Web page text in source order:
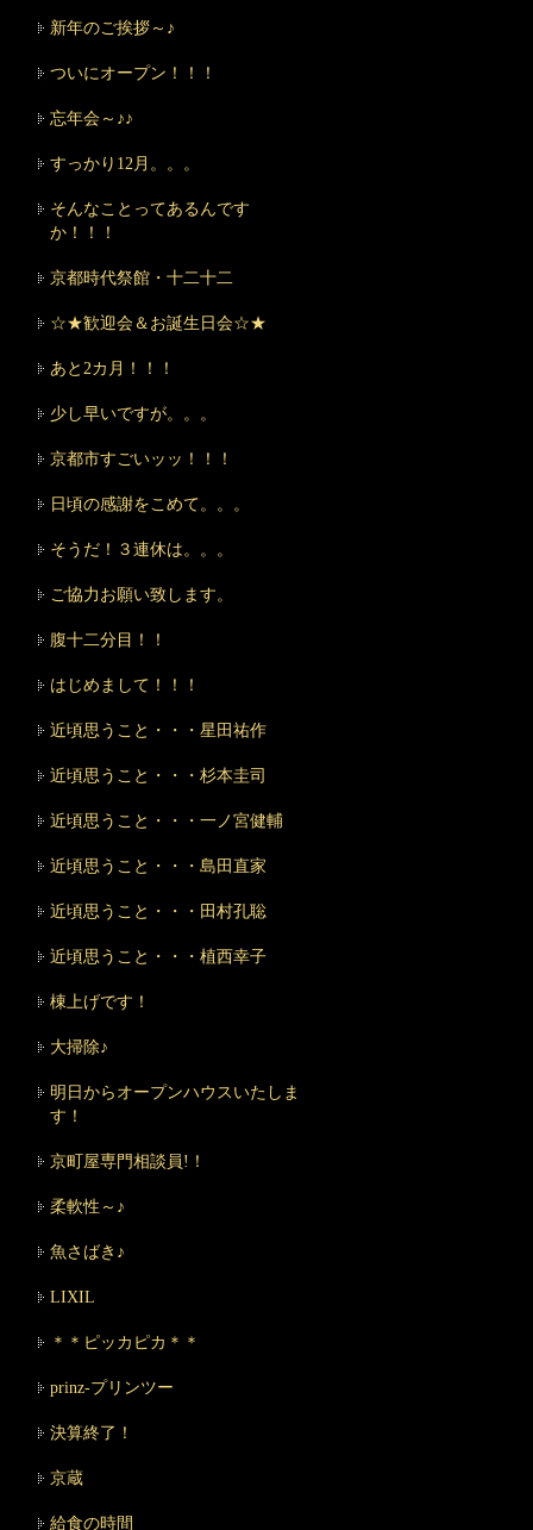
新年のご挨拶～♪
ついにオープン！！！
忘年会～♪♪
すっかり12月。。。
そんなことってあるんです
か！！！
京都時代祭館・十二十二
☆★歓迎会＆お誕生日会☆★
あと2カ月！！！
少し早いですが。。。
京都市すごいッッ！！！
日頃の感謝をこめて。。。
そうだ！３連休は。。。
ご協力お願い致します。
腹十二分目！！
はじめまして！！！
近頃思うこと・・・星田祐作
近頃思うこと・・・杉本圭司
近頃思うこと・・・一ノ宮健輔
近頃思うこと・・・島田直家
近頃思うこと・・・田村孔聡
近頃思うこと・・・植西幸子
棟上げです！
大掃除♪
明日からオープンハウスいたしま
す！
京町屋専門相談員!！
柔軟性～♪
魚さばき♪
LIXIL
＊＊ピッカピカ＊＊
prinz-プリンツー
決算終了！
京蔵
給食の時間